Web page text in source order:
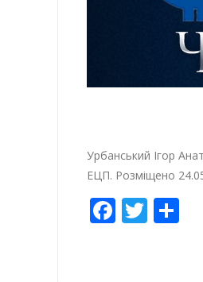
Урбанський Ігор
ЕЦП. Розміщено